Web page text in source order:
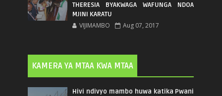
THERESIA BYAKWAGA WAFUNGA NDOA
MJINI KARATU
VIJIMAMBO Aug 07, 2017
KAMERA YA MTAA KWA MTAA
Hivi ndivyo mambo huwa katika Pwani